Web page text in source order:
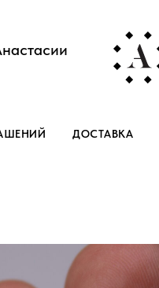
ДОСТАВКА